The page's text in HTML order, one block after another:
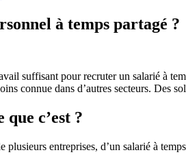
à temps partagé ?
suffisant pour recruter un salarié à
connue dans d’autres secteurs. Des
c’est ?
plusieurs entreprises, d’un salarié à